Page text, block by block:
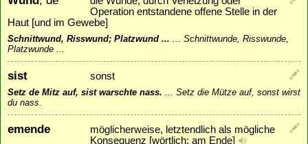
Operation entstandene offene Stelle in der
Haut [und im Gewebe]
Schnittwund, Risswund; Platzwund ... ... Schnittwunde, Risswunde,
Platzwunde ...
sist sonst
Setz de Mitz auf, sist warschte nass. ... Setz die Mütze auf, sonst wirst
du nass.
emende
möglicherweise, letztendlich als mögliche
Konsequenz [wörtlich: am Ende]